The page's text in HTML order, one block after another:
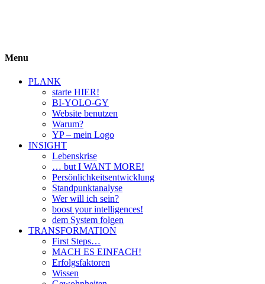
Menu
PLANK
starte HIER!
BI-YOLO-GY
Website benutzen
Warum?
YP – mein Logo
INSIGHT
Lebenskrise
… but I WANT MORE!
Persönlichkeitsentwicklung
Standpunktanalyse
Wer will ich sein?
boost your intelligences!
dem System folgen
TRANSFORMATION
First Steps…
MACH ES EINFACH!
Erfolgsfaktoren
Wissen